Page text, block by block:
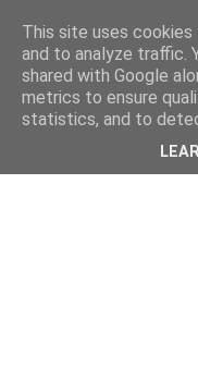
This site uses
and to analyze traffic.
shared with Google
metrics to ensure
statistics, and to